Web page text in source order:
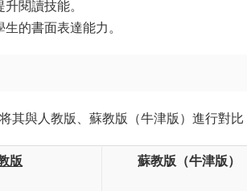
閱讀技能。
的書面表達能力。
其與人教版、蘇教版（牛津版）進行對比
版 蘇教版（牛津版）